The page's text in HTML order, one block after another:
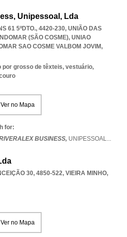
Unipessoal, Lda
61 5ºDTO., 4420-230, UNIÃO DAS
(SÃO COSME), UNIAO
SAO COSME VALBOM JOVIM,
por grosso de têxteis, vestuário,
Ver no Mapa
for:
BUSINESS, UNIPESSOAL...
30, 4850-522, VIEIRA MINHO,
Ver no Mapa